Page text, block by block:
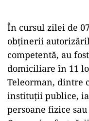
În cursul zilei de
obținerii
competentă, au
domiciliare în 11
Teleorman, dintre
instituții publice,
persoane fizice